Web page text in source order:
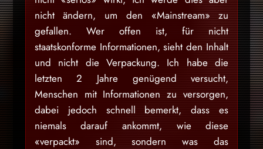
nicht ändern, um den «Mainstream» zu
gefallen. Wer offen ist, für nicht
staatskonforme Informationen, sieht den Inhalt
und nicht die Verpackung. Ich habe die
letzten 2 Jahre genügend versucht,
Menschen mit Informationen zu versorgen,
dabei jedoch schnell bemerkt, dass es
niemals darauf ankommt, wie diese
«verpackt» sind, sondern was das